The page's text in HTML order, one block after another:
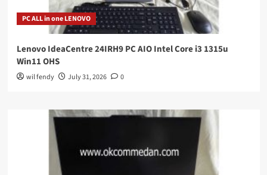
PC ALL in one LENOVO
Lenovo IdeaCentre 24IRH9 PC AIO Intel Core i3 1315u
Win11 OHS
wil fendy July 31, 2026 0